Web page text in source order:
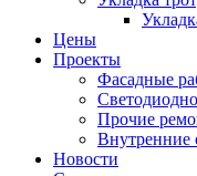
Цены
Проекты
Фасадные
Прочие
Внутренние
Новости